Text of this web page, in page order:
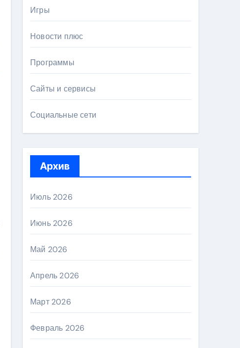
Игры
Новости плюс
Программы
Сайты и сервисы
Социальные сети
Архив
Июль 2026
Июнь 2026
Май 2026
Апрель 2026
Март 2026
Февраль 2026